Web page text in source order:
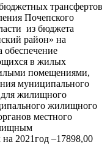
трансфертов
Почепского
из бюджета
район» на
в жилых
помещениями,
муниципального
жилищного
жилищного
местного
2021год –17898,00